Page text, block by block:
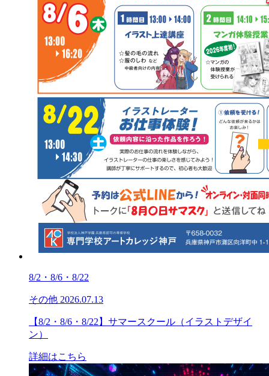
8/2・8/6・8/22
その他 2026.07.13
【8/2・8/6・8/22】サマースクール（イラストデザイ
ン）
詳細はこちら